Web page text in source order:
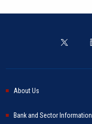
About Us
Bank and Sector Information